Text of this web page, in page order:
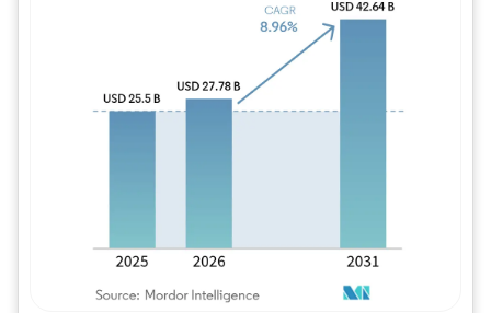
Image © Mordor Intelligence. La